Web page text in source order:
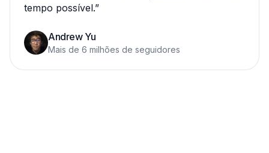
tempo possível.”
Andrew Yu
Mais de 6 milhões de seguidores